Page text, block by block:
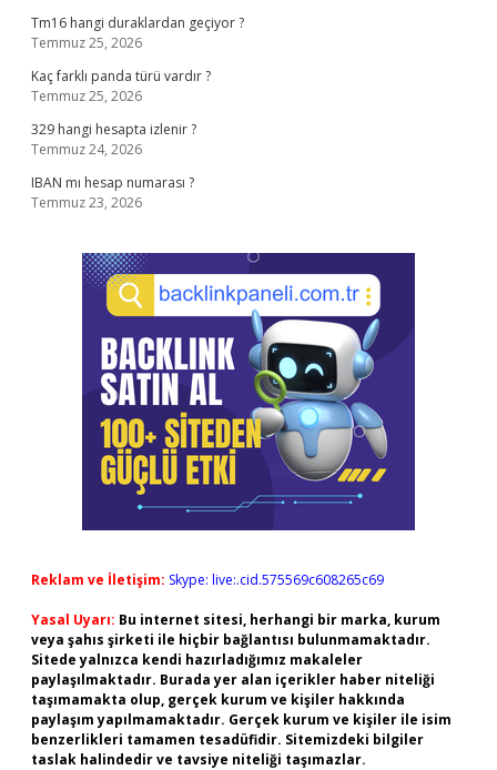
Tm16 hangi duraklardan geçiyor ?
Temmuz 25, 2026
Kaç farklı panda türü vardır ?
Temmuz 25, 2026
329 hangi hesapta izlenir ?
Temmuz 24, 2026
IBAN mı hesap numarası ?
Temmuz 23, 2026
Reklam ve İletişim: Skype: live:.cid.575569c608265c69
Yasal Uyarı: Bu internet sitesi, herhangi bir marka, kurum
veya şahıs şirketi ile hiçbir bağlantısı bulunmamaktadır.
Sitede yalnızca kendi hazırladığımız makaleler
paylaşılmaktadır. Burada yer alan içerikler haber niteliği
taşımamakta olup, gerçek kurum ve kişiler hakkında
paylaşım yapılmamaktadır. Gerçek kurum ve kişiler ile isim
benzerlikleri tamamen tesadüfidir. Sitemizdeki bilgiler
taslak halindedir ve tavsiye niteliği taşımazlar.